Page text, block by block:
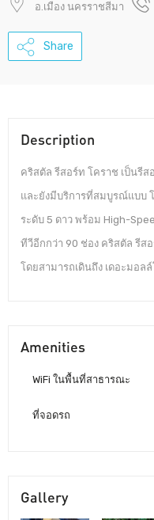
อ.เมือง นครราชสีมา
Share
Description
คริสตัล รีสอร์ท โคราช เป็นรี
และยังมีบริการที่สมบูรณ์แบบ
ระดับ 5 ดาว พร้อม High-
ทีวีอีกกว่า 90 ช่อง คริสตัล รีส
โดยสามารถเดินถึง เดอะมอล
Amenities
WiFi ในพื้นที่สาธารณะ
ที่จอดรถ
Gallery